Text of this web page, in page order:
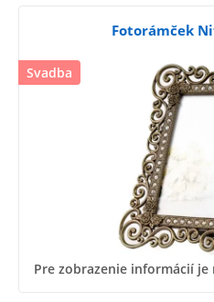
Svadba
Fotorámček
Pre zobrazenie informácií